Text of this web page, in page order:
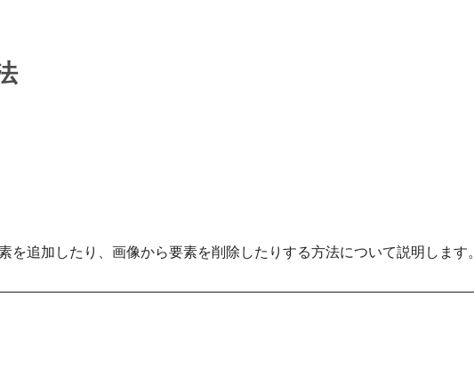
追加したり、画像から要素を削除したりする方法について説明します。